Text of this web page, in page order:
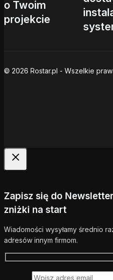
o Twoim
projekcie
© 2026 Rostar.pl - Wszelkie
Zapisz się do
zniżki na start
Wiadomości wysyłamy średnio
adresów innym firmom.